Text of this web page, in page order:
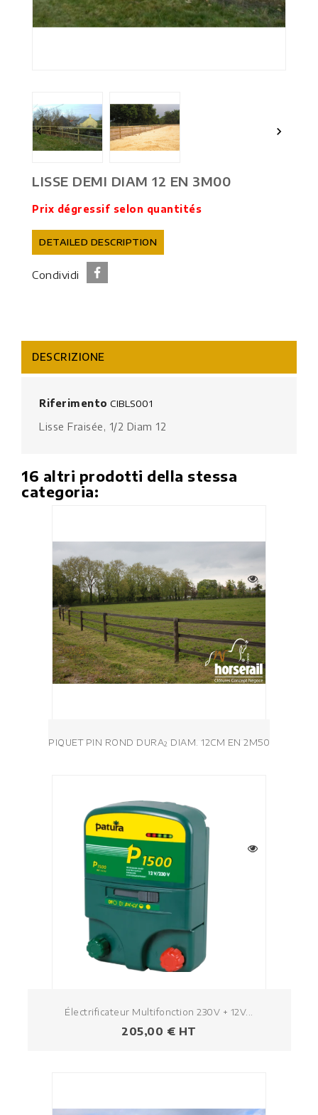
 
LISSE DEMI DIAM 12 EN 3M00
Prix dégressif selon quantités
DETAILED DESCRIPTION
Condividi
DESCRIZIONE
Riferimento CIBLS001
Lisse Fraisée, 1/2 Diam 12
16 altri prodotti della stessa
categoria:
PIQUET PIN ROND DURA² DIAM. 12CM EN 2M50
Électrificateur Multifonction 230V + 12V...
Prezzo
205,00 € HT